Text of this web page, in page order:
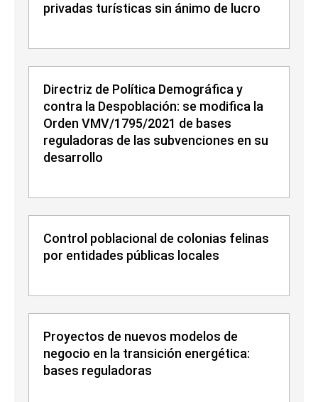
privadas turísticas sin ánimo de lucro
Directriz de Política Demográfica y
contra la Despoblación: se modifica la
Orden VMV/1795/2021 de bases
reguladoras de las subvenciones en su
desarrollo
Control poblacional de colonias felinas
por entidades públicas locales
Proyectos de nuevos modelos de
negocio en la transición energética:
bases reguladoras